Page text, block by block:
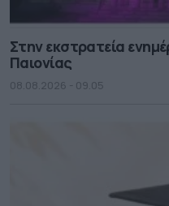
Στην εκστρατεία
Παιονίας
08.08.2026 - 09.05